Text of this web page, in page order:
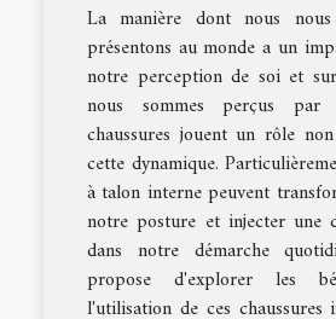
La manière dont nous
présentons au monde a un
notre perception de soi et
nous sommes perçus
chaussures jouent un rôle
cette dynamique.
à talon interne peuvent
notre posture et injecter une
dans notre démarche
propose d'explorer les
l'utilisation de ces chaussures